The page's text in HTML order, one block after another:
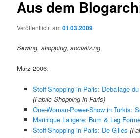
Aus dem
Veröffentlicht am01.03.2009
Sewing, shopping, socializing
März 2006:
Stoff-Shopping in Paris: Deballage
(Fabric Shopping in Paris)
One-Woman-Power-Show in Türkis:
Marinique Langere: Bum & Leg
Stoff-Shopping in Paris: De Gilles